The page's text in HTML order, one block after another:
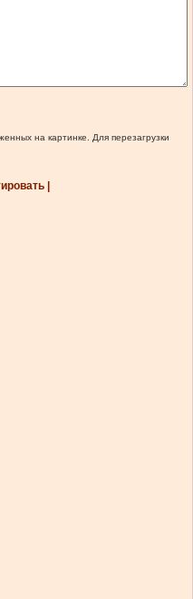
на картинке. Для перезагрузки
|